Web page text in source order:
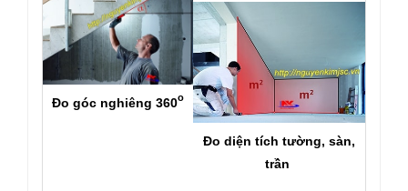
Đo góc nghiêng 360o
Đo diện tích tường, sàn,
trần